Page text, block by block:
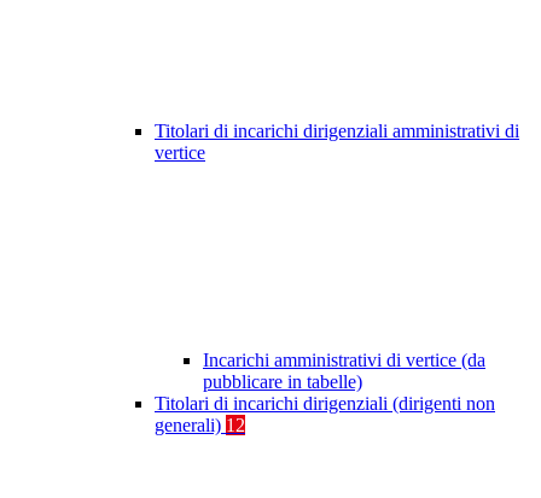
Titolari di incarichi dirigenziali amministrativi di
vertice
Incarichi amministrativi di vertice (da
pubblicare in tabelle)
Titolari di incarichi dirigenziali (dirigenti non
generali) 12